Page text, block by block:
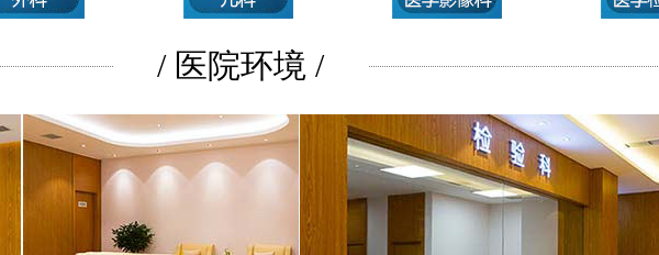
/ 医院环境 /